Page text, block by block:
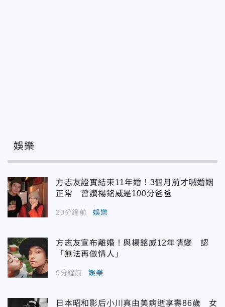
娛樂
方志友證實結束11年婚！3個月前才喊婚姻
正常 曾讚楊銘威是100分爸爸
20分鐘前 娛樂
方志友宣布離婚！與楊銘威12年情變 認
「無法再做情人」
9分鐘前 娛樂
日本昭和影后小川真由美病逝享壽86歲 女